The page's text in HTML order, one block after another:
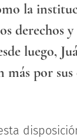
la
derechos
luego,
más por